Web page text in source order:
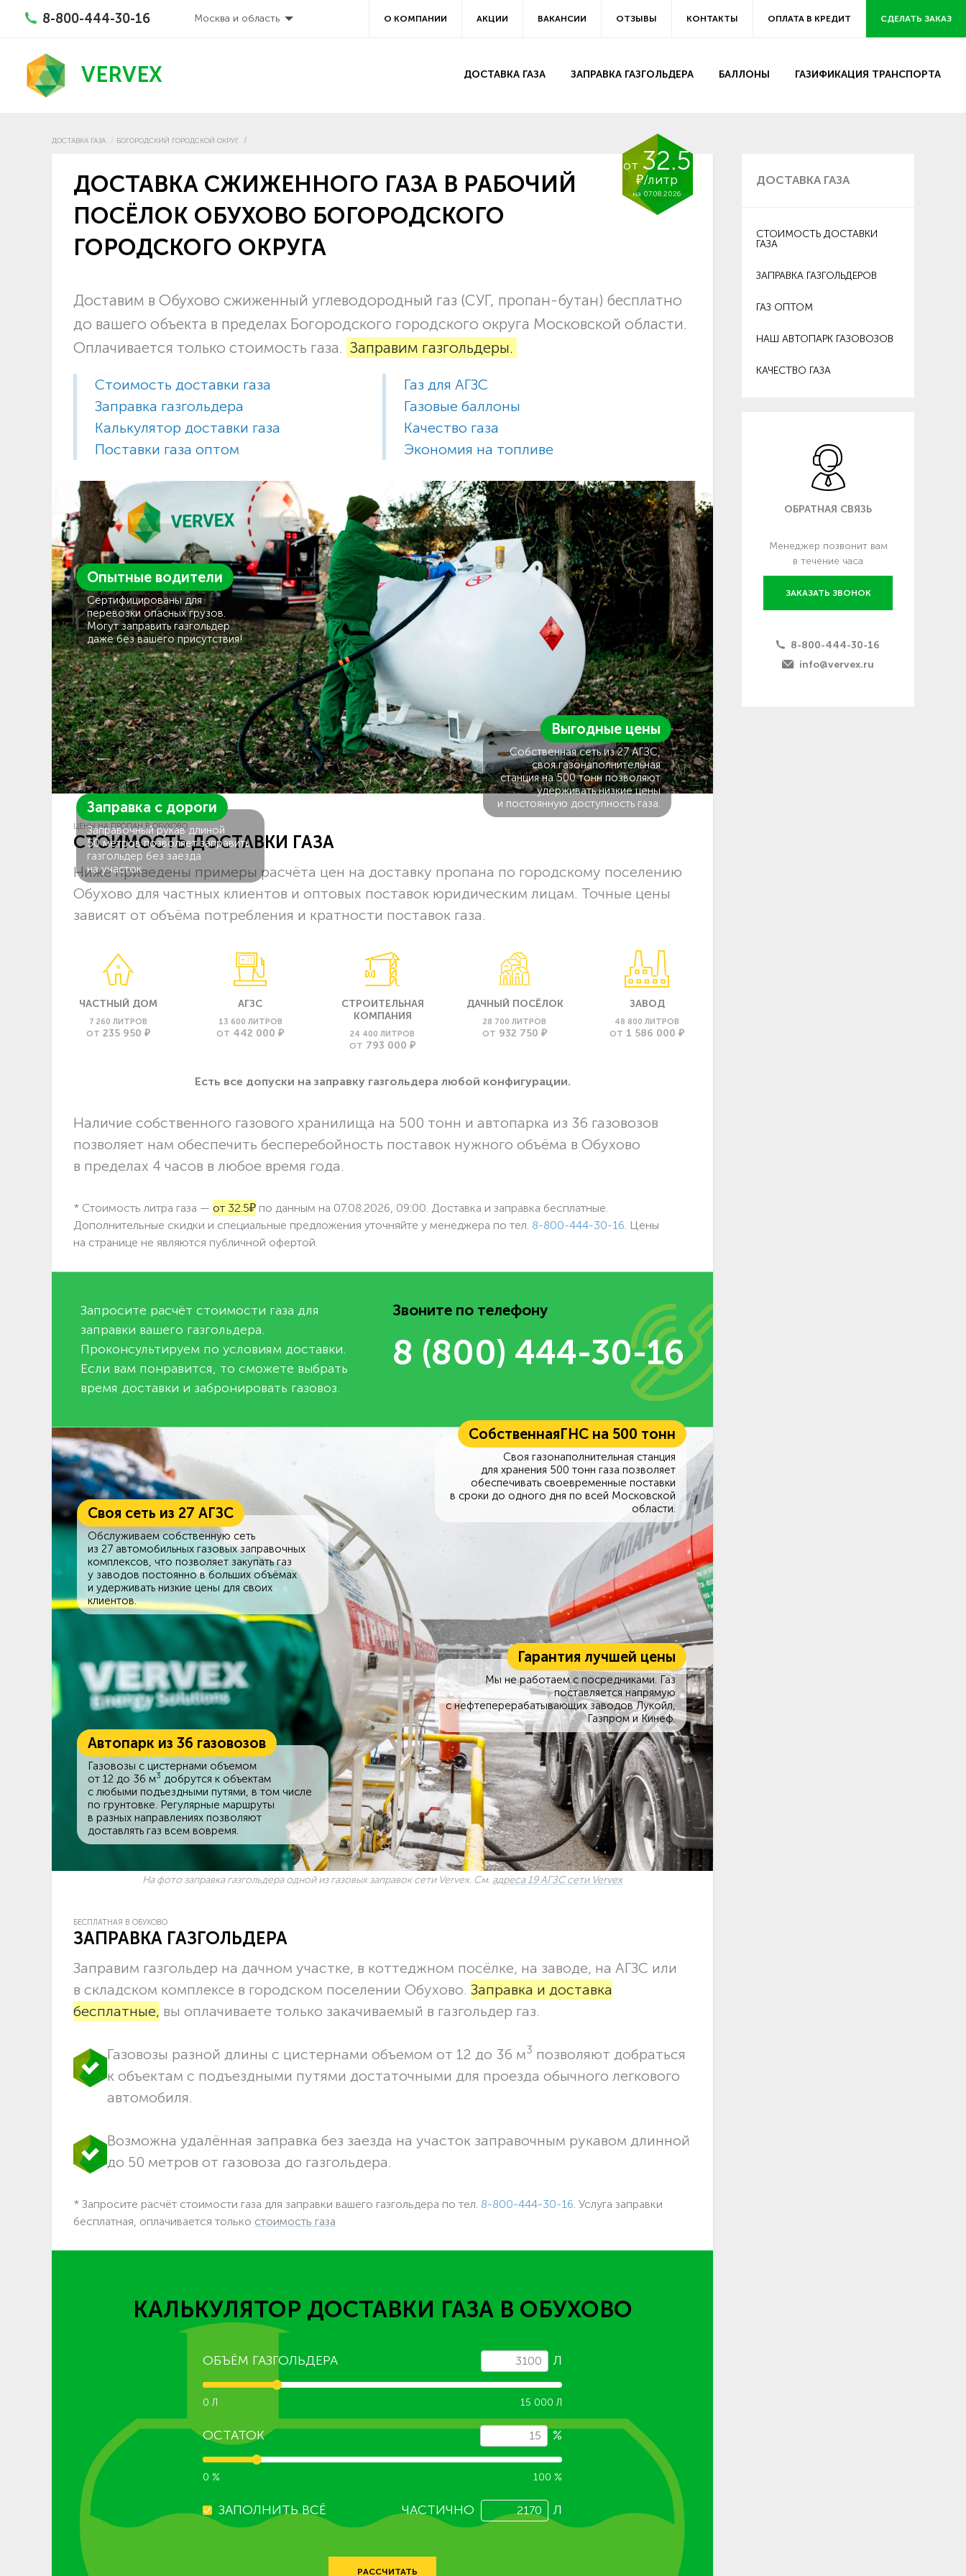
8-800-444-30-16 Москва и область О КОМПАНИИ АКЦИИ ВАКАНСИИ ОТЗЫВЫ КОНТАКТЫ ОПЛАТА В КРЕДИТ СДЕЛАТЬ ЗАКАЗ
VERVEX ДОСТАВКА ГАЗА ЗАПРАВКА ГАЗГОЛЬДЕРА БАЛЛОНЫ ГАЗИФИКАЦИЯ ТРАНСПОРТА
ДОСТАВКА ГАЗА БОГОРОДСКИЙ ГОРОДСКОЙ ОКРУГ
от 32.5
₽/литр
на 07.08.2026
ДОСТАВКА СЖИЖЕННОГО ГАЗА В РАБОЧИЙ
ПОСЁЛОК ОБУХОВО БОГОРОДСКОГО
ГОРОДСКОГО ОКРУГА
Доставим в Обухово сжиженный углеводородный газ (СУГ, пропан-бутан) бесплатно
до вашего объекта в пределах Богородского городского округа Московской области.
Оплачивается только стоимость газа. Заправим газгольдеры.
Стоимость доставки газа
Заправка газгольдера
Калькулятор доставки газа
Поставки газа оптом
Газ для АГЗС
Газовые баллоны
Качество газа
Экономия на топливе
Опытные водители
Сертифицированы для
перевозки опасных грузов.
Могут заправить газгольдер
даже без вашего присутствия!
Заправка с дороги
Заправочный рукав длиной
50 метров позволяет заправить
газгольдер без заезда
на участок.
Выгодные цены
Собственная сеть из 27 АГЗС,
своя газонаполнительная
станция на 500 тонн позволяют
удерживать низкие цены
и постоянную доступность газа.
ЦЕНЫ НА ПРОПАН В ОБУХОВО
СТОИМОСТЬ ДОСТАВКИ ГАЗА
Ниже приведены примеры расчёта цен на доставку пропана по городскому поселению
Обухово для частных клиентов и оптовых поставок юридическим лицам. Точные цены
зависят от объёма потребления и кратности поставок газа.
ЧАСТНЫЙ ДОМ
7 260 ЛИТРОВ
ОТ 235 950 ₽
АГЗС
13 600 ЛИТРОВ
ОТ 442 000 ₽
СТРОИТЕЛЬНАЯ
КОМПАНИЯ
24 400 ЛИТРОВ
ОТ 793 000 ₽
ДАЧНЫЙ ПОСЁЛОК
28 700 ЛИТРОВ
ОТ 932 750 ₽
ЗАВОД
48 800 ЛИТРОВ
ОТ 1 586 000 ₽
Есть все допуски нa заправку газгольдера любой конфигурации.
Наличие собственного газового хранилища на 500 тонн и автопарка из 36 газовозов
позволяет нам обеспечить бесперебойность поставок нужного объёма в Обухово
в пределах 4 часов в любое время года.
* Стоимость литра газа — от 32.5₽ по данным на 07.08.2026, 09:00. Доставка и заправка бесплатные.
Дополнительные скидки и специальные предложения уточняйте у менеджера по тел. 8-800-444-30-16 . Цены
на странице не являются публичной офертой.
Запросите расчёт стоимости газа для
заправки вашего газгольдера.
Проконсультируем по условиям доставки.
Если вам понравится, то сможете выбрать
время доставки и забронировать газовоз.
Звоните по телефону
8 (800) 444-30-16
СобственнаяГНС на 500 тонн
Своя газонаполнительная станция
для хранения 500 тонн газа позволяет
обеспечивать своевременные поставки
в сроки до одного дня по всей Московской
области.
Своя сеть из 27 АГЗС
Обслуживаем собственную сеть
из 27 автомобильных газовых заправочных
комплексов, что позволяет закупать газ
у заводов постоянно в больших объёмах
и удерживать низкие цены для своих
клиентов.
Гарантия лучшей цены
Мы не работаем с посредниками. Газ
поставляется напрямую
с нефтеперерабатывающих заводов Лукойл,
Газпром и Кинеф.
Автопарк из 36 газовозов
Газовозы с цистернами объемом
от 12 до 36 м3 добрутся к объектам
c любыми подъездными путями, в том числе
по грунтовке. Регулярные маршруты
в разных направлениях позволяют
доставлять газ всем вовремя.
На фото заправка газгольдера одной из газовых заправок сети Vervex. См. адреса 19 АГЗС сети Vervex
БЕСПЛАТНАЯ В ОБУХОВО
ЗАПРАВКА ГАЗГОЛЬДЕРА
Заправим газгольдер на дачном участке, в коттеджном посёлке, на заводе, на АГЗС или
в складском комплексе в городском поселении Обухово. Заправка и доставка
бесплатные, вы оплачиваете только закачиваемый в газгольдер газ.
Газовозы разной длины с цистернами объемом от 12 до 36 м3 позволяют добраться
к объектам c подъездными путями достаточными для проезда обычного легкового
автомобиля.
Возможна удалённая заправка без заезда на участок заправочным рукавом длинной
до 50 метров от газовоза до газгольдера.
* Запросите расчёт стоимости газа для заправки вашего газгольдера по тел. 8-800-444-30-16 . Услуга заправки
бесплатная, оплачивается только стоимость газа
КАЛЬКУЛЯТОР ДОСТАВКИ ГАЗА В ОБУХОВО
ОБЪЁМ ГАЗГОЛЬДЕРА Л
0 Л 15 000 Л
ОСТАТОК %
0 % 100 %
ЗАПОЛНИТЬ ВСЁ ЧАСТИЧНО Л
РАССЧИТАТЬ
ДОСТАВКА ГАЗА
СТОИМОСТЬ ДОСТАВКИ
ГАЗА
ЗАПРАВКА ГАЗГОЛЬДЕРОВ
ГАЗ ОПТОМ
НАШ АВТОПАРК ГАЗОВОЗОВ
КАЧЕСТВО ГАЗА
ОБРАТНАЯ СВЯЗЬ
Менеджер позвонит вам
в течение часа
ЗАКАЗАТЬ ЗВОНОК
8-800-444-30-16
info@vervex.ru